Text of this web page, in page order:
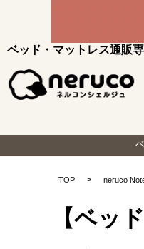
ベッド・マットレス通販
TOP neruco
【ベッ